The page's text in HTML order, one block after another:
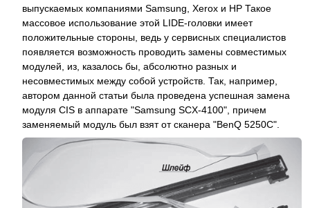
выпускаемых компаниями Samsung, Xerox и HP Такое
массовое использование этой LIDE-головки имеет
положительные стороны, ведь у сервисных специалистов
появляется возможность проводить замены совместимых
модулей, из, казалось бы, абсолютно разных и
несовместимых между собой устройств. Так, например,
автором данной статьи была проведена успешная замена
модуля CIS в аппарате "Samsung SCX-4100", причем
заменяемый модуль был взят от сканера "BenQ 5250C".